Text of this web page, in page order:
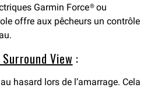
Garmin Force® ou
offre aux pêcheurs un contrôle
View :
hasard lors de l’amarrage. Cela